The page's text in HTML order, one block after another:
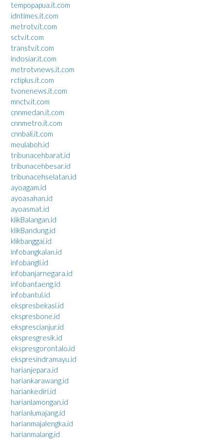
tempopapua.it.com
idntimes.it.com
metrotv.it.com
sctv.it.com
transtv.it.com
indosiar.it.com
metrotvnews.it.com
rctiplus.it.com
tvonenews.it.com
mnctv.it.com
cnnmedan.it.com
cnnmetro.it.com
cnnbali.it.com
meulaboh.id
tribunacehbarat.id
tribunacehbesar.id
tribunacehselatan.id
ayoagam.id
ayoasahan.id
ayoasmat.id
klikBalangan.id
klikBandung.id
klikbanggai.id
infobangkalan.id
infobangli.id
infobanjarnegara.id
infobantaeng.id
infobantul.id
ekspresbekasi.id
ekspresbone.id
eksprescianjur.id
ekspresgresik.id
ekspresgorontalo.id
ekspresindramayu.id
harianjepara.id
hariankarawang.id
hariankediri.id
harianlamongan.id
harianlumajang.id
harianmajalengka.id
harianmalang.id